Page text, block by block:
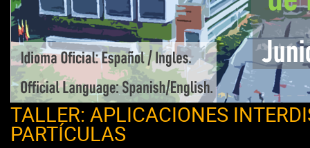
TALLER: APLICACIONES
PARTÍCULAS